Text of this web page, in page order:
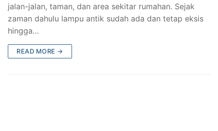
jalan-jalan, taman, dan area sekitar rumahan. Sejak
zaman dahulu lampu antik sudah ada dan tetap eksis
hingga…
READ MORE →